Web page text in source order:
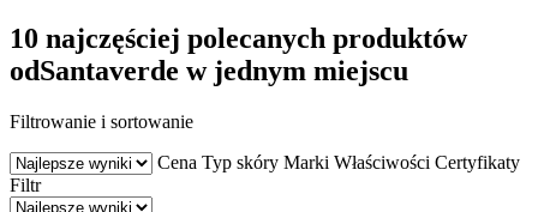
10 najczęściej polecanych produktów
odSantaverde w jednym miejscu
Filtrowanie i sortowanie
Cena Typ skóry Marki Właściwości Certyfikaty
Filtr